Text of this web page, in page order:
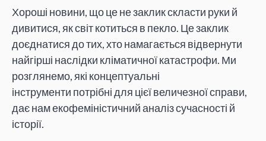
Хороші новини, що це не заклик скласти руки й
дивитися, як світ котиться в пекло. Це заклик
доєднатися до тих, хто намагається відвернути
найгірші наслідки кліматичної катастрофи. Ми
розглянемо, які концептуальні
інструменти потрібні для цієї величезної справи,
дає нам екофеміністичний аналіз сучасності й
історії.